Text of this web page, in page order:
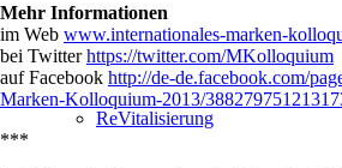
ReVitalisierung
Mehr Informationen
im Web www.internationales-marken-
bei Twitterhttps://twitter.com/MKolloquium
auf Facebook http://de-de.facebook.com/
Marken-Kolloquium-2013/
***